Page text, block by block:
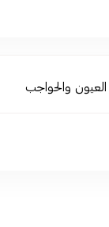
والحواجب